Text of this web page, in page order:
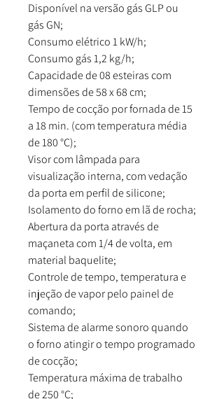
Disponível na versão gás GLP ou
gás GN;
Consumo elétrico 1 kW/h;
Consumo gás 1,2 kg/h;
Capacidade de 08 esteiras com
dimensões de 58 x 68 cm;
Tempo de cocção por fornada de 15
a 18 min. (com temperatura média
de 180 °C);
Visor com lâmpada para
visualização interna, com vedação
da porta em perfil de silicone;
Isolamento do forno em lã de rocha;
Abertura da porta através de
maçaneta com 1/4 de volta, em
material baquelite;
Controle de tempo, temperatura e
injeção de vapor pelo painel de
comando;
Sistema de alarme sonoro quando
o forno atingir o tempo programado
de cocção;
Temperatura máxima de trabalho
de 250 °C;